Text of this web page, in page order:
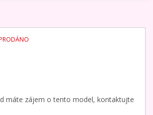
máte zájem o tento model, kontaktujte